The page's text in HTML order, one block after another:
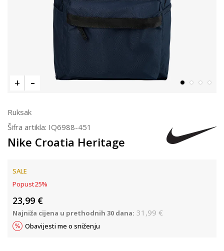
Ruksak
Šifra artikla: IQ6988-451
Nike Croatia Heritage
SALE
Popust25%
23,99 €
Najniža cijena u prethodnih 30 dana: 31,99 €
Obavijesti me o sniženju